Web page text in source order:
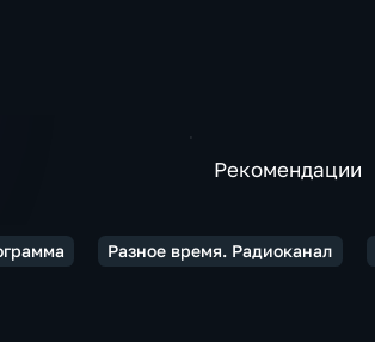
Рекомендации
Разное время. Радиоканал